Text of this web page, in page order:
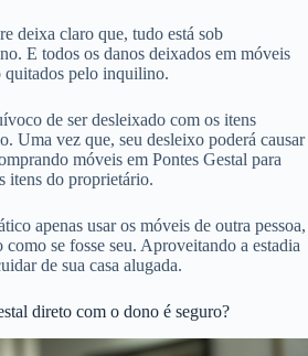
deixa claro que, tudo está sob
E todos os danos deixados em móveis
pelo inquilino.
de ser desleixado com os itens
Uma vez que, seu desleixo poderá causar
móveis em Pontes Gestal para
itens do proprietário.
apenas usar os móveis de outra pessoa,
se fosse seu. Aproveitando a estadia
de sua casa alugada.
direto com o dono é seguro?